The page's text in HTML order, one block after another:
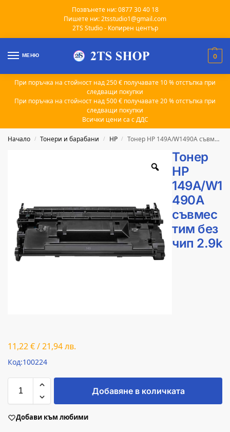
Позвънете ни: 0877 30 40 18
Пишете ни: 2tsstudio1@gmail.com
2TS Studio - Копирен център
МЕНЮ 0
При поръчка на стойност над 250 € получавате 10 % отстъпка при
следващи покупки
При поръчка на стойност над 500 € получавате 20 % отстъпка при
следващи покупки
Всички цени са с ДДС
Начало / Тонери и барабани / HP / Тонер HP 149A/W1490A съвместим без чип 2.9k
Тонер
HP
149A/W1
490A
съвмес
тим без
чип 2.9k
11,22€/21,94лв.
Код:100224
Добавяне в количката
Добави към любими